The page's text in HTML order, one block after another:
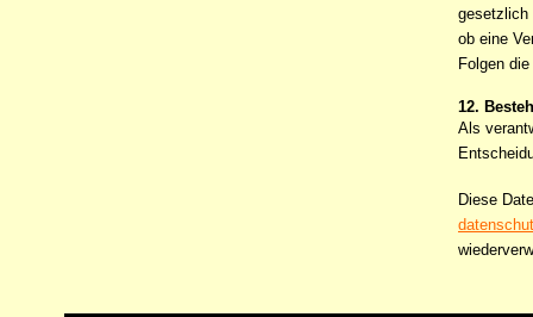
gesetzlich
ob eine
Folgen
12.
Als
Diese